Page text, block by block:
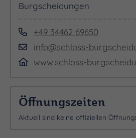
Burgscheidungen
+49 34462 69650
info@schloss-
www.schloss-
Öffnungszeiten
Aktuell sind keine offiziellen